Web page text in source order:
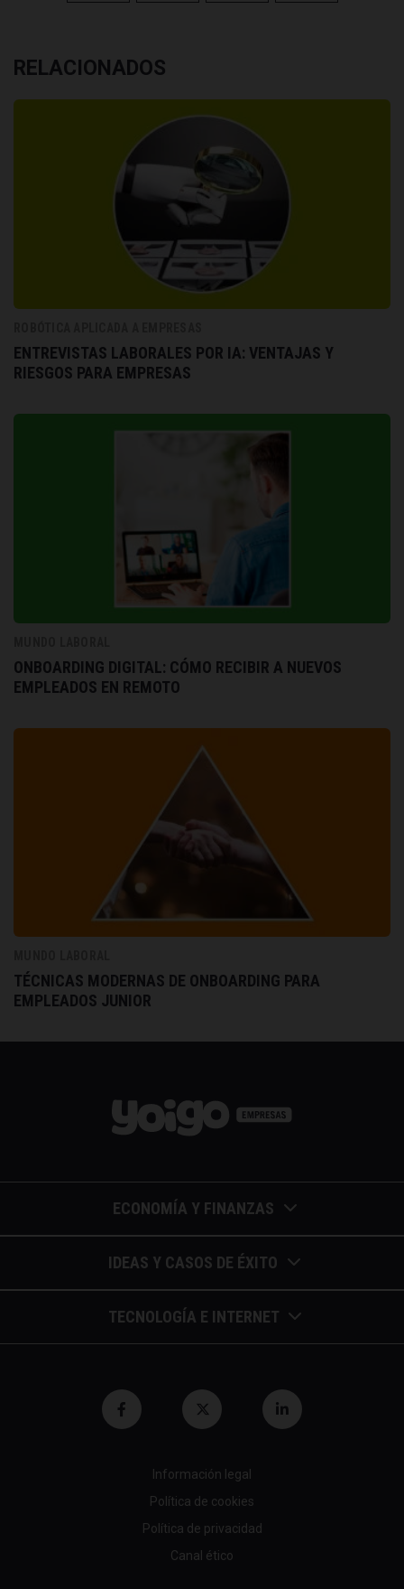
RELACIONADOS
ENTREVISTAS LABORALES POR IA: VENTAJAS Y
RIESGOS PARA EMPRESAS
ONBOARDING DIGITAL: CÓMO RECIBIR A NUEVOS
EMPLEADOS EN REMOTO
TÉCNICAS MODERNAS DE ONBOARDING PARA
EMPLEADOS JUNIOR
ECONOMÍA Y FINANZAS
Barómetros de sueldos
Economía colaborativa
Economía para Pymes
Fiscalidad y hacienda
IDEAS Y CASOS DE ÉXITO
Calendario de eventos
Casos de éxito
Entrevistas / autores
Gestión y liderazgo
Psicología y coaching
TECNOLOGÍA E INTERNET
Blockchain y similares
Información legal
Política de cookies
Política de privacidad
Canal ético